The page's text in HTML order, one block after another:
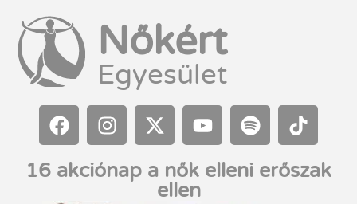
Nőkért
Egyesület
16 akciónap a nők elleni erőszak
ellen